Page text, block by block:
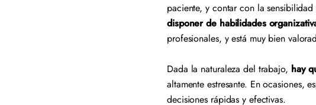
paciente, y contar con la
disponer de habilidades
profesionales, y está muy bien
Dada la naturaleza del trabajo, hay
altamente estresante. En ocasiones,
decisiones rápidas y efectivas.